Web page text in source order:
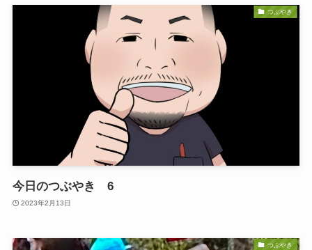
つぶやき
今日のつぶやき 6
2023年2月13日
つぶやき